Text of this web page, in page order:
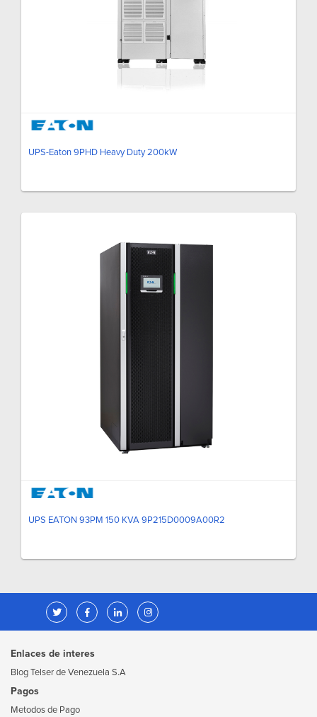
UPS-Eaton 9PHD Heavy Duty 200kW
UPS EATON 93PM 150 KVA 9P215D0009A00R2
Enlaces de interes
Blog Telser de Venezuela S.A
Pagos
Metodos de Pago